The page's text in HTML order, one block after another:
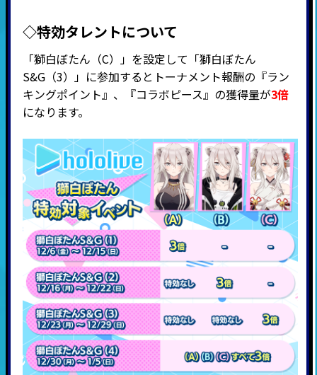
◇特効タレントについて
「獅白ぼたん（C）」を設定して「獅白ぼたん
S&G（3）」に参加するとトーナメント報酬の『ラン
キングポイント』、『コラボピース』の獲得量が3倍
になります。